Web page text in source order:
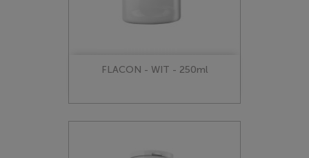
FLACON - WIT - 250ml